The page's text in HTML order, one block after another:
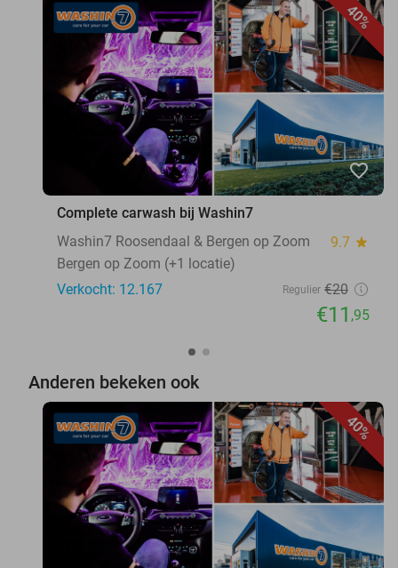
40%
favorite_border
Complete carwash bij Washin7
Washin7 Roosendaal & Bergen op Zoom
9.7 star
Bergen op Zoom (+1 locatie)
Verkocht: 12.167
Regulier €20
€11 ,95
Anderen bekeken ook
40%